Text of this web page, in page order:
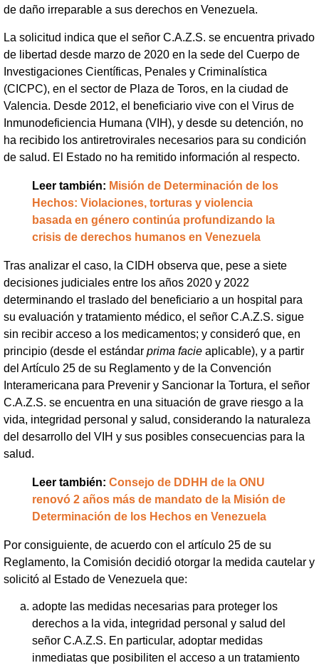
de daño irreparable a sus derechos en Venezuela.
La solicitud indica que el señor C.A.Z.S. se encuentra privado
de libertad desde marzo de 2020 en la sede del Cuerpo de
Investigaciones Científicas, Penales y Criminalística
(CICPC), en el sector de Plaza de Toros, en la ciudad de
Valencia. Desde 2012, el beneficiario vive con el Virus de
Inmunodeficiencia Humana (VIH), y desde su detención, no
ha recibido los antiretrovirales necesarios para su condición
de salud. El Estado no ha remitido información al respecto.
Leer también: Misión de Determinación de los
Hechos: Violaciones, torturas y violencia
basada en género continúa profundizando la
crisis de derechos humanos en Venezuela
Tras analizar el caso, la CIDH observa que, pese a siete
decisiones judiciales entre los años 2020 y 2022
determinando el traslado del beneficiario a un hospital para
su evaluación y tratamiento médico, el señor C.A.Z.S. sigue
sin recibir acceso a los medicamentos; y consideró que, en
principio (desde el estándar prima facie aplicable), y a partir
del Artículo 25 de su Reglamento y de la Convención
Interamericana para Prevenir y Sancionar la Tortura, el señor
C.A.Z.S. se encuentra en una situación de grave riesgo a la
vida, integridad personal y salud, considerando la naturaleza
del desarrollo del VIH y sus posibles consecuencias para la
salud.
Leer también: Consejo de DDHH de la ONU
renovó 2 años más de mandato de la Misión de
Determinación de los Hechos en Venezuela
Por consiguiente, de acuerdo con el artículo 25 de su
Reglamento, la Comisión decidió otorgar la medida cautelar y
solicitó al Estado de Venezuela que:
adopte las medidas necesarias para proteger los
derechos a la vida, integridad personal y salud del
señor C.A.Z.S. En particular, adoptar medidas
inmediatas que posibiliten el acceso a un tratamiento